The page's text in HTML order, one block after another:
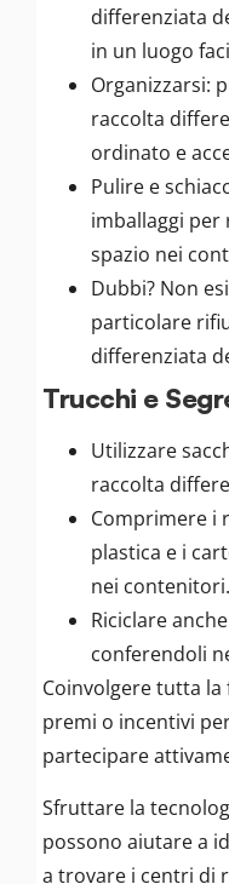
differenziata
in un luogo
Organizzarsi:
raccolta
ordinato e
Pulire e
imballaggi
spazio nei
Dubbi? Non
particolare
differenziata
Trucchi e
Utilizzare
raccolta
Comprimere i
plastica e i
nei contenitori.
Riciclare
conferendoli
Coinvolgere tutta
premi o incentivi
partecipare
Sfruttare la
possono aiutare a
a trovare i centri di